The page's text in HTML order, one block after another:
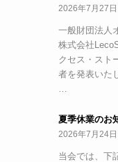
2026年7月27
一般財団法人
株式会社
クセス・スト
者を発表い
…
夏季休業のお
2026年7月24
当会では、下